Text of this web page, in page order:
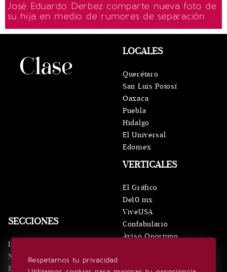
José Eduardo Derbez comparte nueva foto de
su hija en medio de rumores de separación
Respetamos tu privacidad
SECCIONES
Inicio
Noticias
Eventos
VERTICALES
El Gráfico
De10.mx
ViveUSA
Confabulario
Aviso Oportuno
LOCALES
Querétaro
San Luis Potosí
Oaxaca
Puebla
Hidalgo
El Universal
Edomex